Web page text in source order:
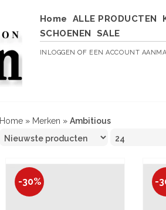
Home ALLE PRODUCTEN
SCHOENEN
SALE
INLOGGEN OF EEN ACCOUNT
Home » Merken » Ambitious
-30% -